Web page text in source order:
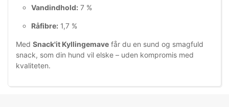
Vandindhold: 7 %
Råfibre: 1,7 %
Med Snack'it Kyllingemave får du en sund og smagfuld
snack, som din hund vil elske – uden kompromis med
kvaliteten.